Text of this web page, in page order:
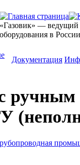
«Газовик» — ведущий
оборудования в России
Документация
ручным